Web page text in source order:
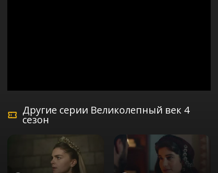
Другие серии Великолепный век 4
сезон